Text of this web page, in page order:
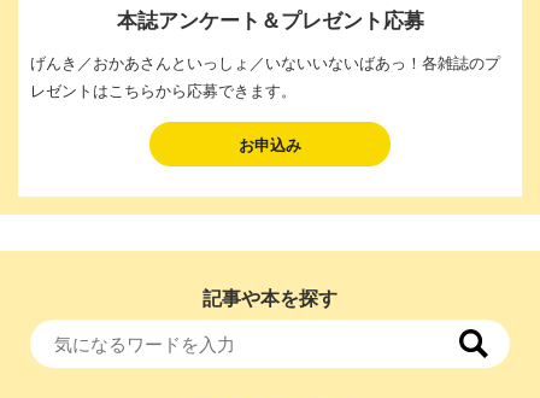
本誌アンケート＆プレゼント応募
げんき／おかあさんといっしょ／いないいないばあっ！各雑誌のプ
レゼントはこちらから応募できます。
お申込み
記事や本を探す